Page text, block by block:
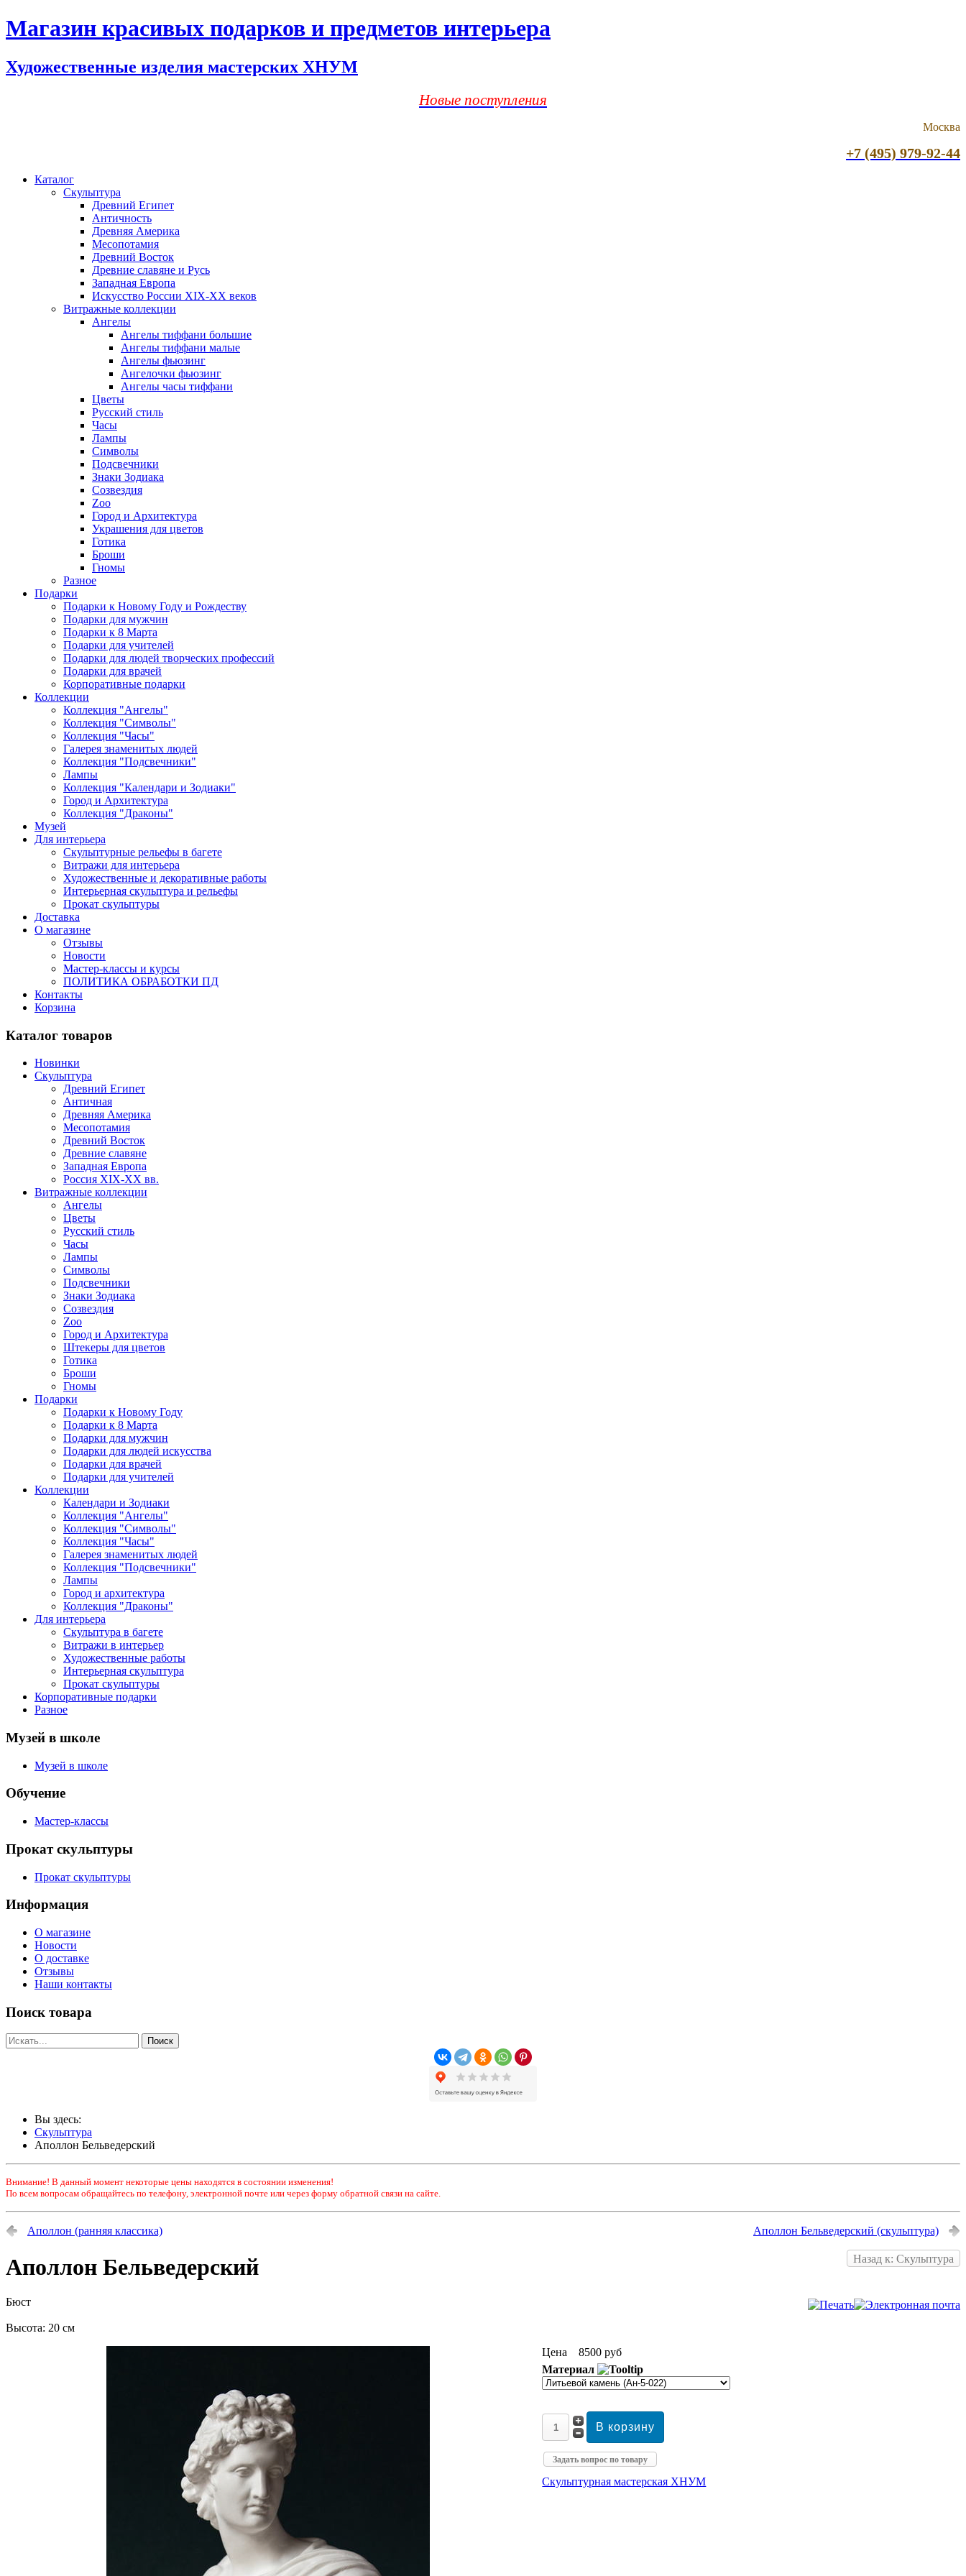
Магазин красивых подарков и предметов интерьера
Художественные изделия мастерских ХНУМ
Новые поступления
Москва
+7 (495) 979-92-44
Каталог
Скульптура
Древний Египет
Античность
Древняя Америка
Месопотамия
Древний Восток
Древние славяне и Русь
Западная Европа
Искусство России XIX-XX веков
Витражные коллекции
Ангелы
Ангелы тиффани большие
Ангелы тиффани малые
Ангелы фьюзинг
Ангелочки фьюзинг
Ангелы часы тиффани
Цветы
Русский стиль
Часы
Лампы
Символы
Подсвечники
Знаки Зодиака
Созвездия
Zoo
Город и Архитектура
Украшения для цветов
Готика
Броши
Гномы
Разное
Подарки
Подарки к Новому Году и Рождеству
Подарки для мужчин
Подарки к 8 Марта
Подарки для учителей
Подарки для людей творческих профессий
Подарки для врачей
Корпоративные подарки
Коллекции
Коллекция "Ангелы"
Коллекция "Символы"
Коллекция "Часы"
Галерея знаменитых людей
Коллекция "Подсвечники"
Лампы
Коллекция "Календари и Зодиаки"
Город и Архитектура
Коллекция "Драконы"
Музей
Для интерьера
Скульптурные рельефы в багете
Витражи для интерьера
Художественные и декоративные работы
Интерьерная скульптура и рельефы
Прокат скульптуры
Доставка
О магазине
Отзывы
Новости
Мастер-классы и курсы
ПОЛИТИКА ОБРАБОТКИ ПД
Контакты
Корзина
Каталог товаров
Новинки
Скульптура
Древний Египет
Античная
Древняя Америка
Месопотамия
Древний Восток
Древние славяне
Западная Европа
Россия XIX-XX вв.
Витражные коллекции
Ангелы
Цветы
Русский стиль
Часы
Лампы
Символы
Подсвечники
Знаки Зодиака
Созвездия
Zoo
Город и Архитектура
Штекеры для цветов
Готика
Броши
Гномы
Подарки
Подарки к Новому Году
Подарки к 8 Марта
Подарки для мужчин
Подарки для людей искусства
Подарки для врачей
Подарки для учителей
Коллекции
Календари и Зодиаки
Коллекция "Ангелы"
Коллекция "Символы"
Коллекция "Часы"
Галерея знаменитых людей
Коллекция "Подсвечники"
Лампы
Город и архитектура
Коллекция "Драконы"
Для интерьера
Скульптура в багете
Витражи в интерьер
Художественные работы
Интерьерная скульптура
Прокат скульптуры
Корпоративные подарки
Разное
Музей в школе
Музей в школе
Обучение
Мастер-классы
Прокат скульптуры
Прокат скульптуры
Информация
О магазине
Новости
О доставке
Отзывы
Наши контакты
Поиск товара
Вы здесь:
Скульптура
Аполлон Бельведерский
Внимание! В данный момент некоторые цены находятся в состоянии изменения!
По всем вопросам обращайтесь по телефону, электронной почте или через форму обратной связи на сайте.
Аполлон (ранняя классика) Аполлон Бельведерский (скульптура)
Назад к: Скульптура
Аполлон Бельведерский
Бюст
Высота: 20 см
Цена
8500 руб
Материал
Задать вопрос по товару
Скульптурная мастерская ХНУМ